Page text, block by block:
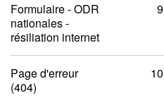
Formulaire - ODR
nationales -
résiliation internet
9
Page d'erreur
(404)
10